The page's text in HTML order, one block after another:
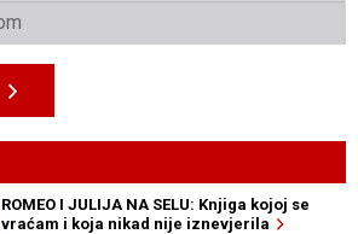
ROMEO I JULIJA NA SELU: Knjiga kojoj se
vraćam i koja nikad nije iznevjerila